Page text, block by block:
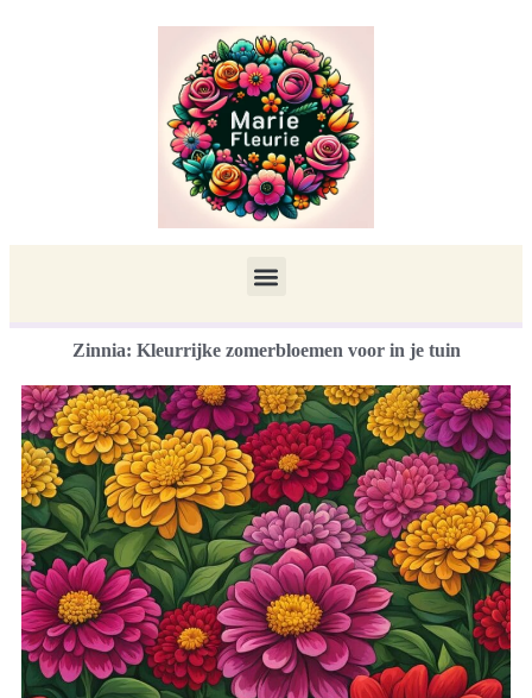
Zinnia: Kleurrijke zomerbloemen voor in je tuin